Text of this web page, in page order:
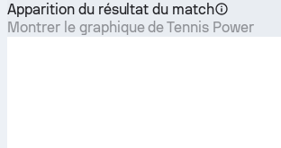
Apparition du résultat du match
Montrer le graphique de Tennis Power